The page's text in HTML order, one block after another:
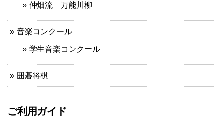
仲畑流 万能川柳
音楽コンクール
学生音楽コンクール
囲碁将棋
ご利用ガイド